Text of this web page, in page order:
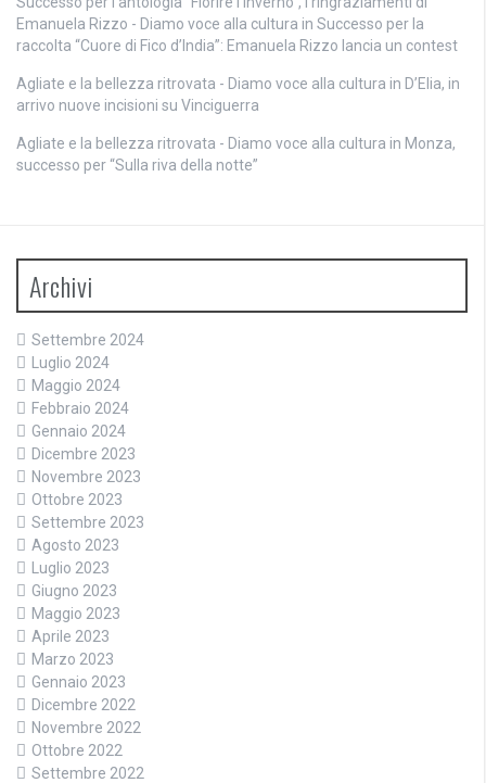
Emanuela Rizzo - Diamo voce alla cultura in Successo per la
raccolta “Cuore di Fico d’India”: Emanuela Rizzo lancia un contest
Agliate e la bellezza ritrovata - Diamo voce alla cultura in D’Elia, in
arrivo nuove incisioni su Vinciguerra
Agliate e la bellezza ritrovata - Diamo voce alla cultura in Monza,
successo per “Sulla riva della notte”
Archivi
Settembre 2024
Luglio 2024
Maggio 2024
Febbraio 2024
Gennaio 2024
Dicembre 2023
Novembre 2023
Ottobre 2023
Settembre 2023
Agosto 2023
Luglio 2023
Giugno 2023
Maggio 2023
Aprile 2023
Marzo 2023
Gennaio 2023
Dicembre 2022
Novembre 2022
Ottobre 2022
Settembre 2022